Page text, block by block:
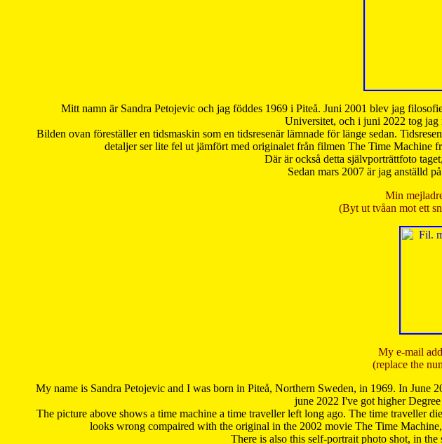
Mitt namn är Sandra Petojevic och jag föddes 1969 i Piteå. Juni 2001 blev jag
Universitet, och i juni 2022 tog jag
Bilden ovan föreställer en tidsmaskin som en tidsresenär lämnade för länge sedan.
detaljer ser lite fel ut jämfört med originalet från filmen The Time Machine
Där är också detta självporträttfoto
Sedan mars 2007 är jag anställd
Min
(Byt ut tvåan mot ett
My e-mail
(replace the
My name is Sandra Petojevic and I was born in Piteå, Northern Sweden, in 1969. In
june 2022 I've got higher
The picture above shows a time machine a time traveller left long ago. The time traveller
looks wrong compaired with the original in the 2002 movie The Time
There is also this self-portrait photo shot, in